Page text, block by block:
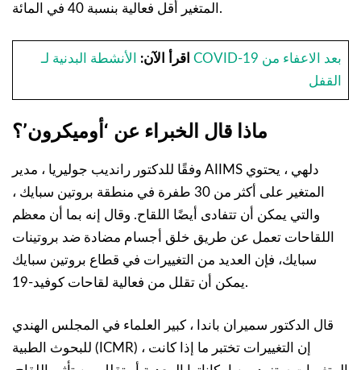
المتغير أقل فعالية بنسبة 40 في المائة.
اقرأ الآن:
الأنشطة البدنية لـ COVID-19 بعد الاعفاء من
القفل
ماذا قال الخبراء عن ‘أوميكرون’؟
وفقًا للدكتور رانديب جوليريا ، مدير AIIMS دلهي ، يحتوي
المتغير على أكثر من 30 طفرة في منطقة بروتين سبايك ،
والتي يمكن أن تتفادى أيضًا اللقاح. وقال إنه بما أن معظم
اللقاحات تعمل عن طريق خلق أجسام مضادة ضد بروتينات
سبايك، فإن العديد من التغييرات في قطاع بروتين سبايك
يمكن أن تقلل من فعالية لقاحات كوفيد-19.
قال الدكتور سميران باندا ، كبير العلماء في المجلس الهندي
للبحوث الطبية (ICMR) ، إن التغييرات تختبر ما إذا كانت